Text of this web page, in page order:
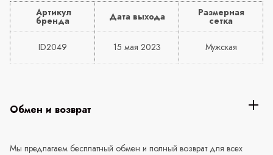
Артикул
бренда Дата выхода Размерная
сетка
ID2049 15 мая 2023 Мужская
Обмен и возврат
Мы предлагаем бесплатный обмен и полный возврат для всех